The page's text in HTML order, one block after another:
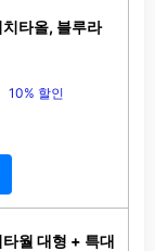
타올, 블루라
10% 할인
월 대형 + 특대